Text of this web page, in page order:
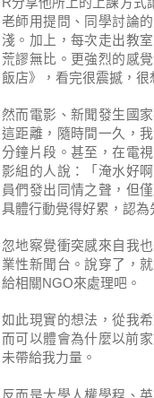
老師用提問、同學討論
淺。加上，每次走出教
荒謬無比。更強烈的感
飯店》，看完很震撼，很
然而電影、新聞發生國
這距離，隨時間一久，
分鐘片段。甚至，在電
影組的人說：「淹水好啊
員們發出同情之聲，但
具體行動覺得好累， 認為
忽地察覺衝突感來自我
業性新聞台。說穿了，
給相關NGO來處理吧。
如此現實的想法，從我
而可以體會為什麼以前
未帶給我力量。
反而是大學人權學程、